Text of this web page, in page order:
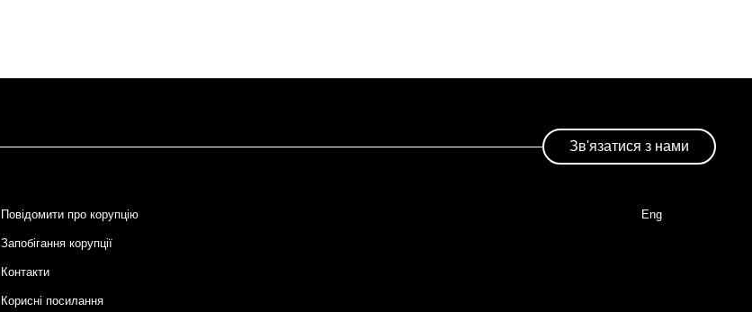
Зв'язатися з нами
Повідомити про корупцію
Запобігання корупції
Контакти
Корисні посилання
Eng